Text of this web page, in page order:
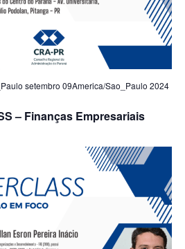
– Finanças Empresariais
setembro 09America/Sao_Paulo 2024